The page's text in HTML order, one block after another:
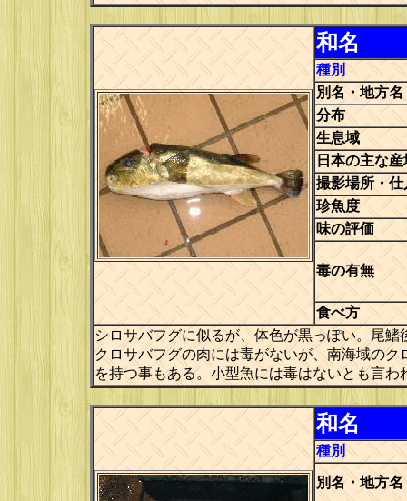
和名
種別
別名・地方名
分布
生息域
日本の主な産
撮影場所・仕
珍魚度
味の評価
毒の有無
食べ方
シロサバフグに似るが、体色が黒っぽい。尾
クロサバフグの肉には毒がないが、南海域の
を持つ事もある。小型魚には毒はないとも言
和名
種別
別名・地方名